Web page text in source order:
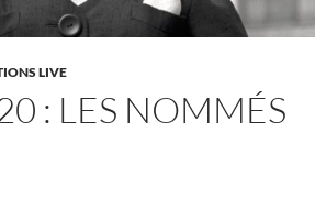
LIVE
: LES NOMMÉS